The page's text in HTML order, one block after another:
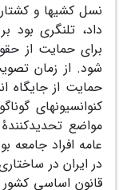
نسل کشیها و
داد، تلنگری بود
برای حمایت از
شود. از زمان
حمایت از جایگاه
کنوانسیونهای
مواضع
عامه افراد جامعه
در ایران در
قانون اساسی کشور